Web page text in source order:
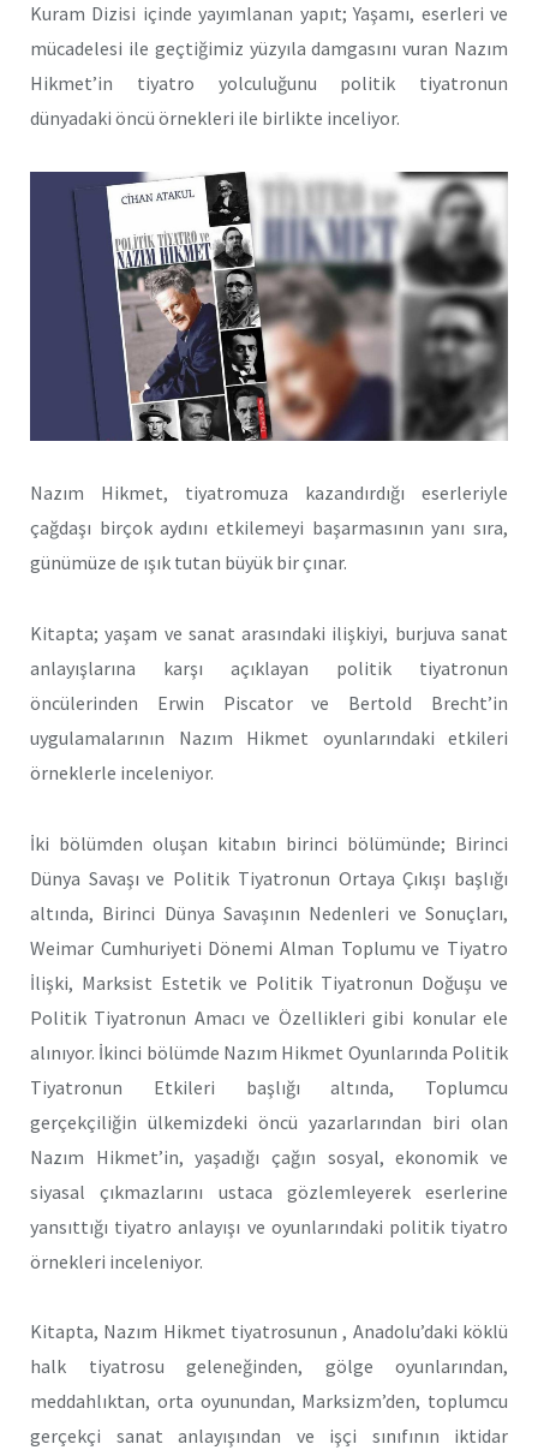
Kuram Dizisi içinde yayımlanan yapıt; Yaşamı, eserleri ve
mücadelesi ile geçtiğimiz yüzyıla damgasını vuran Nazım
Hikmet’in tiyatro yolculuğunu politik tiyatronun
dünyadaki öncü örnekleri ile birlikte inceliyor.
Nazım Hikmet, tiyatromuza kazandırdığı eserleriyle
çağdaşı birçok aydını etkilemeyi başarmasının yanı sıra,
günümüze de ışık tutan büyük bir çınar.
Kitapta; yaşam ve sanat arasındaki ilişkiyi, burjuva sanat
anlayışlarına karşı açıklayan politik tiyatronun
öncülerinden Erwin Piscator ve Bertold Brecht’in
uygulamalarının Nazım Hikmet oyunlarındaki etkileri
örneklerle inceleniyor.
İki bölümden oluşan kitabın birinci bölümünde; Birinci
Dünya Savaşı ve Politik Tiyatronun Ortaya Çıkışı başlığı
altında, Birinci Dünya Savaşının Nedenleri ve Sonuçları,
Weimar Cumhuriyeti Dönemi Alman Toplumu ve Tiyatro
İlişki, Marksist Estetik ve Politik Tiyatronun Doğuşu ve
Politik Tiyatronun Amacı ve Özellikleri gibi konular ele
alınıyor. İkinci bölümde Nazım Hikmet Oyunlarında Politik
Tiyatronun Etkileri başlığı altında, Toplumcu
gerçekçiliğin ülkemizdeki öncü yazarlarından biri olan
Nazım Hikmet’in, yaşadığı çağın sosyal, ekonomik ve
siyasal çıkmazlarını ustaca gözlemleyerek eserlerine
yansıttığı tiyatro anlayışı ve oyunlarındaki politik tiyatro
örnekleri inceleniyor.
Kitapta, Nazım Hikmet tiyatrosunun , Anadolu’daki köklü
halk tiyatrosu geleneğinden, gölge oyunlarından,
meddahlıktan, orta oyunundan, Marksizm’den, toplumcu
gerçekçi sanat anlayışından ve işçi sınıfının iktidar